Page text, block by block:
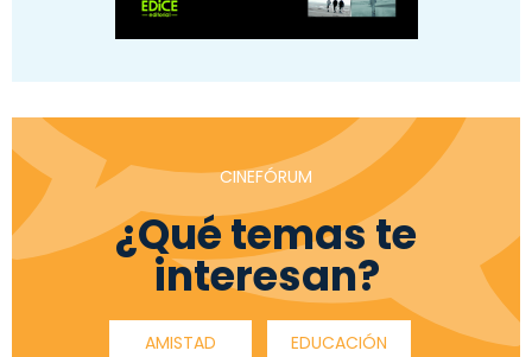
CINEFÓRUM
¿Qué temas te
interesan?
AMISTAD EDUCACIÓN